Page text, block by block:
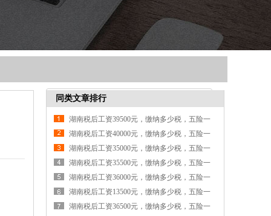
同类文章排行
湖南税后工资39500元，缴纳多少税，五险一
金各交多少钱
湖南税后工资40000元，缴纳多少税，五险一
金各交多少钱
湖南税后工资35000元，缴纳多少税，五险一
金各交多少钱
湖南税后工资35500元，缴纳多少税，五险一
金各交多少钱
湖南税后工资36000元，缴纳多少税，五险一
金各交多少钱
湖南税后工资13500元，缴纳多少税，五险一
金各交多少钱
湖南税后工资36500元，缴纳多少税，五险一